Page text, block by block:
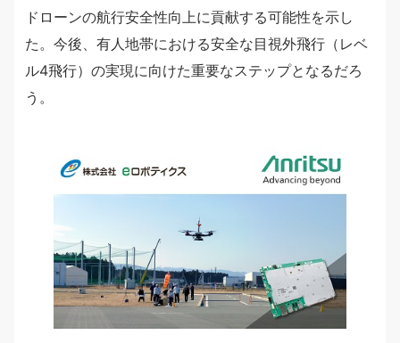
ドローンの航行安全性向上に貢献する可能性を示し
た。今後、有人地帯における安全な目視外飛行（レベ
ル4飛行）の実現に向けた重要なステップとなるだろ
う。